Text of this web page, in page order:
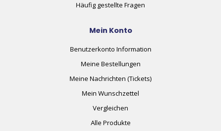
Häufig gestellte Fragen
Mein Konto
Benutzerkonto Information
Meine Bestellungen
Meine Nachrichten (Tickets)
Mein Wunschzettel
Vergleichen
Alle Produkte